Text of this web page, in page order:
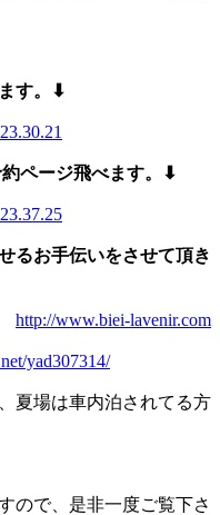
す。⬇︎
ページ飛べます。⬇︎
るお手伝いをさせて頂き
http://www.biei-lavenir.com
yad307314/
夏場は車内泊されてる方
ので、是非一度ご覧下さ